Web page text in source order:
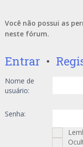
Você não possui as
neste fórum.
Entrar •
Nome de
usuário:
Senha: